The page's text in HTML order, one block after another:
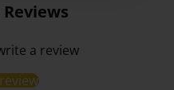
a review